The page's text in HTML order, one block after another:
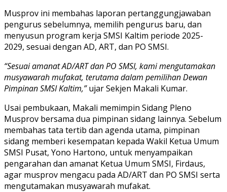
Musprov ini membahas laporan pertanggungjawaban
pengurus sebelumnya, memilih pengurus baru, dan
menyusun program kerja SMSI Kaltim periode 2025-
2029, sesuai dengan AD, ART, dan PO SMSI.
“Sesuai amanat AD/ART dan PO SMSI, kami mengutamakan
musyawarah mufakat, terutama dalam pemilihan Dewan
Pimpinan SMSI Kaltim,”ujar Sekjen Makali Kumar.
Usai pembukaan, Makali memimpin Sidang Pleno
Musprov bersama dua pimpinan sidang lainnya. Sebelum
membahas tata tertib dan agenda utama, pimpinan
sidang memberi kesempatan kepada Wakil Ketua Umum
SMSI Pusat, Yono Hartono, untuk menyampaikan
pengarahan dan amanat Ketua Umum SMSI, Firdaus,
agar musprov mengacu pada AD/ART dan PO SMSI serta
mengutamakan musyawarah mufakat.